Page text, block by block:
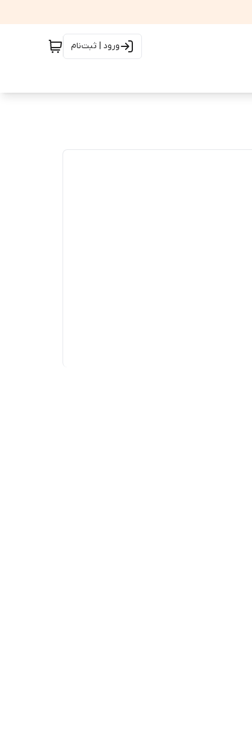
ورود | ثبت‌نام